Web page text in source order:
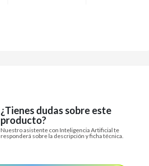
¿Tienes dudas sobre este
producto?
Nuestro asistente con Inteligencia Artificial te
responderá sobre la descripción y ficha técnica.